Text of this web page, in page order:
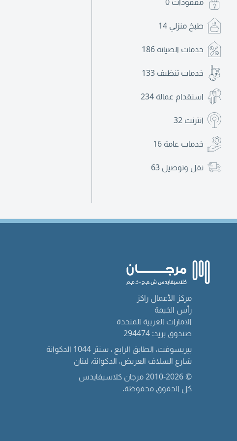
طبخ منزلي 14
خدمات الصيانة 186
خدمات تنظيف 133
استقدام عمالة 234
انترنت 32
خدمات عامة 16
نقل وتوصيل 63
مركز الأعمال راكز
رأس الخيمة
الامارات العربية المتحدة
صندوق بريد: 294474
بيريسوفت، الطابق الرابع ، سنتر 1044 الدكوانة
شارع السلاف العريض، الدكوانة، لبنان
© 2010-2026 مرجان كلاسيفايدس
كل الحقوق محفوظة.